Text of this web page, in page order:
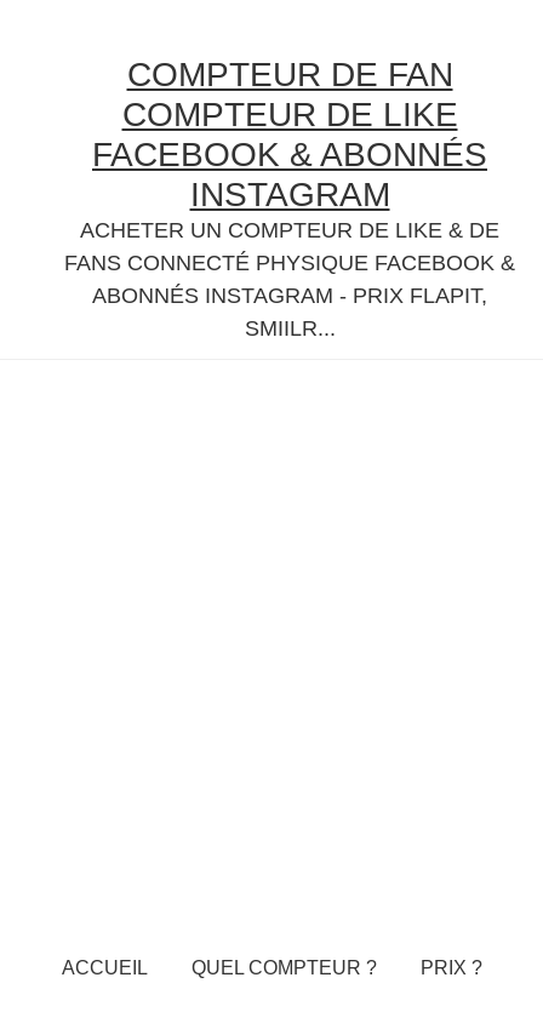
COMPTEUR DE FAN
COMPTEUR DE LIKE
FACEBOOK & ABONNÉS
INSTAGRAM
ACHETER UN COMPTEUR DE LIKE & DE
FANS CONNECTÉ PHYSIQUE FACEBOOK &
ABONNÉS INSTAGRAM - PRIX FLAPIT,
SMIILR...
ACCUEIL QUEL COMPTEUR ? PRIX ?